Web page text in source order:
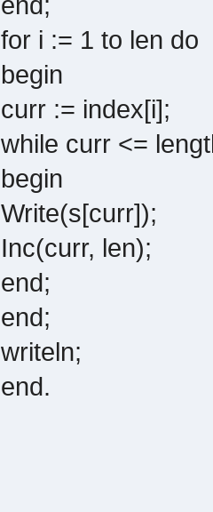
for i := 1 to len do
begin
curr := index[i];
while curr <=
begin
Write(s[curr]);
Inc(curr, len);
end;
end;
writeln;
end.